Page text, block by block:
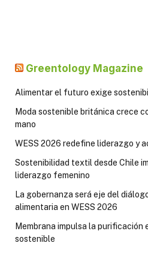
Greentology Magazine
Alimentar el futuro exige
Moda sostenible británica crece
mano
WESS 2026 redefine liderazgo y
Sostenibilidad textil desde Chile
liderazgo femenino
La gobernanza será eje del
alimentaria en WESS 2026
Membrana impulsa la
sostenible